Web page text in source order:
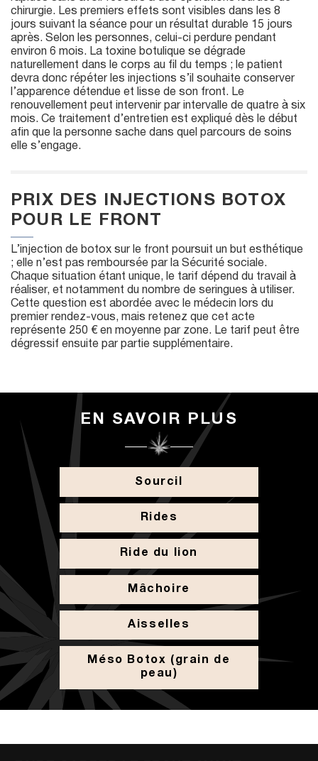
chirurgie. Les premiers effets sont visibles dans les 8
jours suivant la séance pour un résultat durable 15 jours
après. Selon les personnes, celui-ci perdure pendant
environ 6 mois. La toxine botulique se dégrade
naturellement dans le corps au fil du temps ; le patient
devra donc répéter les injections s’il souhaite conserver
l’apparence détendue et lisse de son front. Le
renouvellement peut intervenir par intervalle de quatre à six
mois. Ce traitement d’entretien est expliqué dès le début
afin que la personne sache dans quel parcours de soins
elle s’engage.
PRIX DES INJECTIONS BOTOX
POUR LE FRONT
L’injection de botox sur le front poursuit un but esthétique
; elle n’est pas remboursée par la Sécurité sociale.
Chaque situation étant unique, le tarif dépend du travail à
réaliser, et notamment du nombre de seringues à utiliser.
Cette question est abordée avec le médecin lors du
premier rendez-vous, mais retenez que cet acte
représente 250 € en moyenne par zone. Le tarif peut être
dégressif ensuite par partie supplémentaire.
EN SAVOIR PLUS
Sourcil
Rides
Ride du lion
Mâchoire
Aisselles
Méso Botox (grain de
peau)